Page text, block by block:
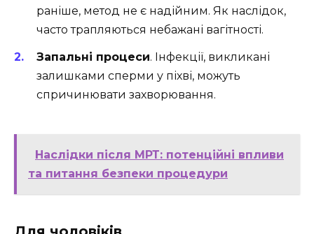
раніше, метод не є надійним. Як наслідок,
часто трапляються небажані вагітності.
Запальні процеси. Інфекції, викликані
залишками сперми у піхві, можуть
спричинювати захворювання.
Наслідки після МРТ: потенційні впливи
та питання безпеки процедури